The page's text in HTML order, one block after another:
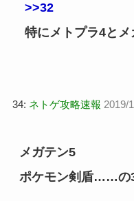
>>32
特にメトプラ4と
34: ネトゲ攻略速報 2019/
メガテン5
ポケモン剣盾……の